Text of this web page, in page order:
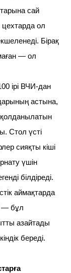
сай
цехтарда ол
Бірақ
— ол
ірі ВЧИ-дан
астына,
қолданылатын
Стол үсті
сияқты кіші
үшін
білдіреді.
аймақтарда
— бұл
азайтады
береді.